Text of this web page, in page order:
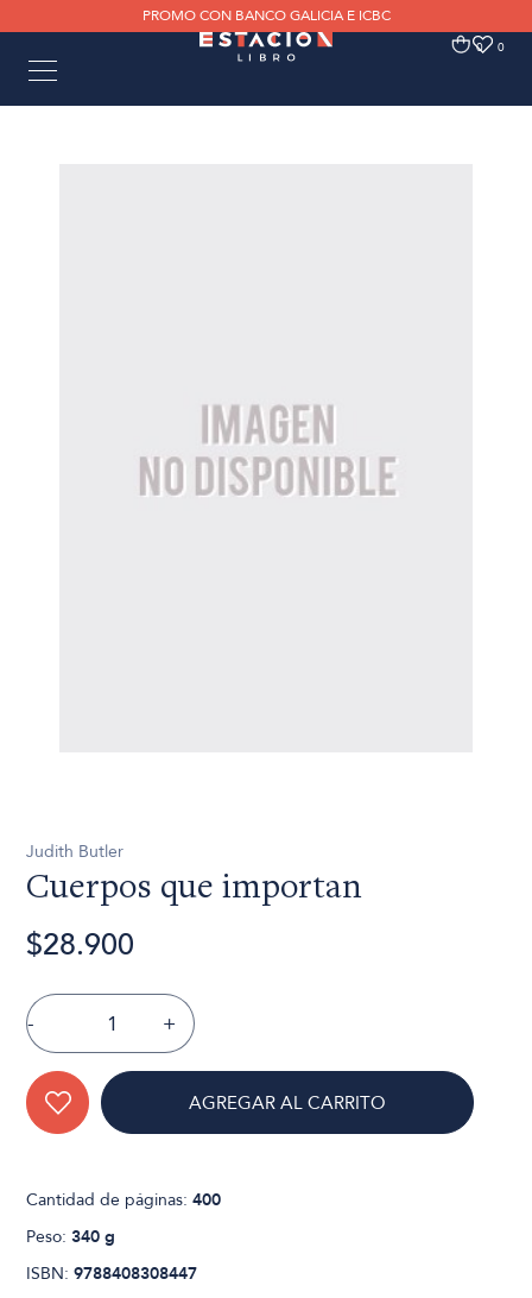
PROMO CON BANCO GALICIA E ICBC
0 0
Judith Butler
Cuerpos que importan
$28.900
- +
AGREGAR AL CARRITO
Cantidad de páginas:400
Peso:340 g
ISBN:9788408308447